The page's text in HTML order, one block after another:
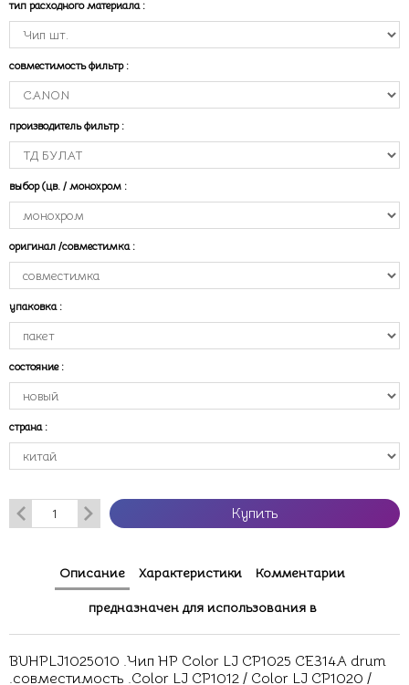
тип расходного материала :
совместимость фильтр :
производитель фильтр :
выбор (цв. / монохром :
оригинал /совместимка :
упаковка :
состояние :
страна :
Купить
Описание Характеристики Комментарии
предназначен для использования в
BUHPLJ1025010 .Чип HP Color LJ CP1025 CE314A drum
.совместимость .Color LJ CP1012 / Color LJ CP1020 /